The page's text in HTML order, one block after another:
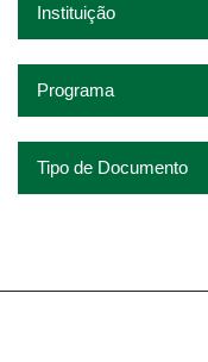
Instituição
Programa
Tipo de Documento